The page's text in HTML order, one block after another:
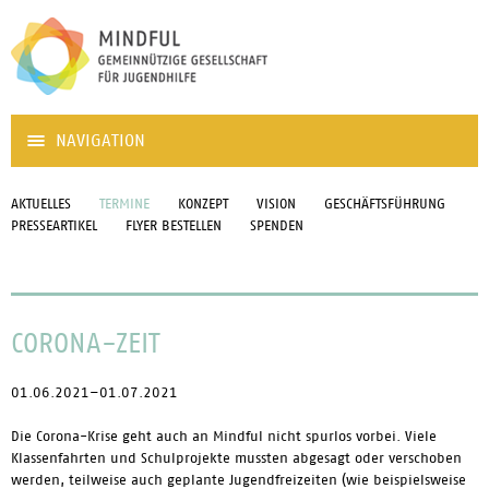
NAVIGATION
AKTUELLES TERMINE KONZEPT VISION
GESCHÄFTSFÜHRUNG
PRESSEARTIKEL
FLYER BESTELLEN SPENDEN
CORONA-ZEIT
01.06.2021–01.07.2021
Die Corona-Krise geht auch an Mindful nicht spurlos vorbei. Viele
Klassenfahrten und Schulprojekte mussten abgesagt oder verschoben
werden, teilweise auch geplante Jugendfreizeiten (wie beispielsweise